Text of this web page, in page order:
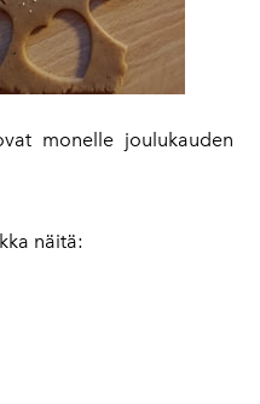
monelle joulukauden
näitä: